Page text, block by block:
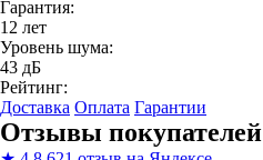
Гарантия:
12 лет
Уровень шума:
43 дБ
Рейтинг:
Доставка Оплата Гарантии
Отзывы покупателей